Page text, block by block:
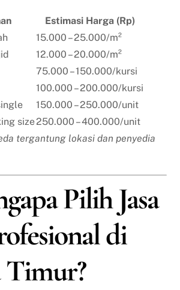
Estimasi Harga (Rp)
15.000 – 25.000/m²
12.000 – 20.000/m²
75.000 – 150.000/kursi
100.000 – 200.000/kursi
150.000 – 250.000/unit
size250.000 – 400.000/unit
tergantung lokasi dan penyedia
Pilih Jasa
di
Timur?